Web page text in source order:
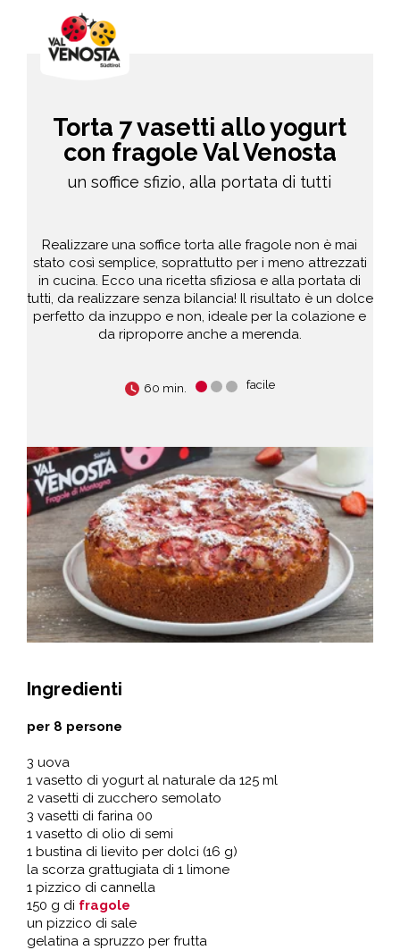
Torta 7 vasetti allo yogurt
con fragole Val Venosta
un soffice sfizio, alla portata di tutti
Realizzare una soffice torta alle fragole non è mai
stato così semplice, soprattutto per i meno attrezzati
in cucina. Ecco una ricetta sfiziosa e alla portata di
tutti, da realizzare senza bilancia! Il risultato è un dolce
perfetto da inzuppo e non, ideale per la colazione e
da riproporre anche a merenda.
60 min. facile
Ingredienti
per 8 persone
3 uova
1 vasetto di yogurt al naturale da 125 ml
2 vasetti di zucchero semolato
3 vasetti di farina 00
1 vasetto di olio di semi
1 bustina di lievito per dolci (16 g)
la scorza grattugiata di 1 limone
1 pizzico di cannella
150 g di fragole
un pizzico di sale
gelatina a spruzzo per frutta